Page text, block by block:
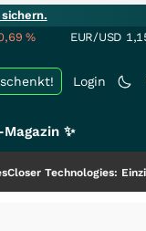
% EUR/USD
Login
✨
Einzigartige